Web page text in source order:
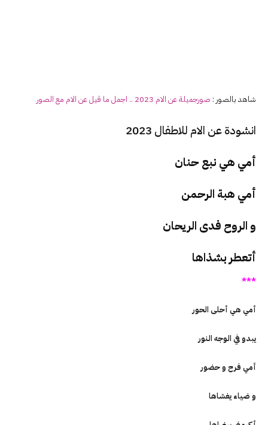
شاهد بالصور : صورجميلة عن الام 2023 .. اجمل ما قيل عن الام مع الصور
انشودة عن الام للاطفال 2023
أمي هي نبع حنان
أمي هبة الرحمن
و الروح فدى الريحان
أتعطر بشذاها
***
أمي هي أحلى الحور
يبدو في الوجه النور
أمي فرح و حضور
و ضياء يغشاها